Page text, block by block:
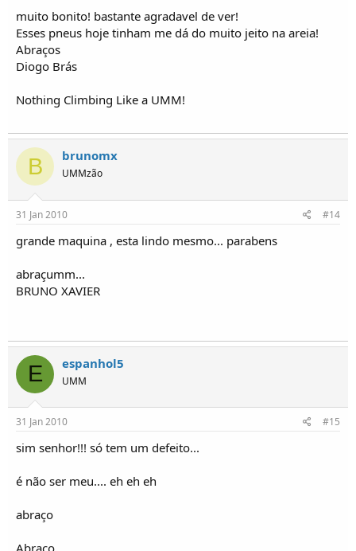
muito bonito! bastante agradavel de ver!
Esses pneus hoje tinham me dá do muito jeito na areia!
Abraços
Diogo Brás
Nothing Climbing Like a UMM!
B brunomx
UMMzão
31 Jan 2010 #14
grande maquina , esta lindo mesmo... parabens
abraçumm...
BRUNO XAVIER
E espanhol5
UMM
31 Jan 2010 #15
sim senhor!!! só tem um defeito...
é não ser meu.... eh eh eh
abraço